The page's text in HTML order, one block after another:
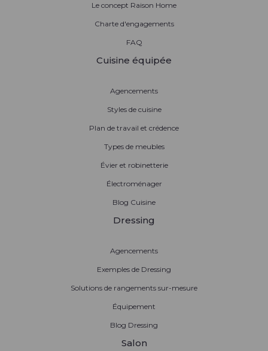
Le concept Raison Home
Charte d'engagements
FAQ
Cuisine équipée
Agencements
Styles de cuisine
Plan de travail et crédence
Types de meubles
Évier et robinetterie
Électroménager
Blog Cuisine
Dressing
Agencements
Exemples de Dressing
Solutions de rangements sur-mesure
Équipement
Blog Dressing
Salon